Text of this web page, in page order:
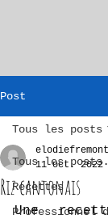
Post
Tous les posts
Recettes
Professionnel
Tous les posts
Riz cantonais
11 oct. 2022
Une